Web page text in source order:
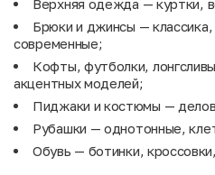
Верхняя одежда — куртки,
Брюки и джинсы —
современные;
Кофты, футболки, лонгсливы
акцентных моделей;
Пиджаки и костюмы —
Рубашки — однотонные,
Обувь — ботинки,